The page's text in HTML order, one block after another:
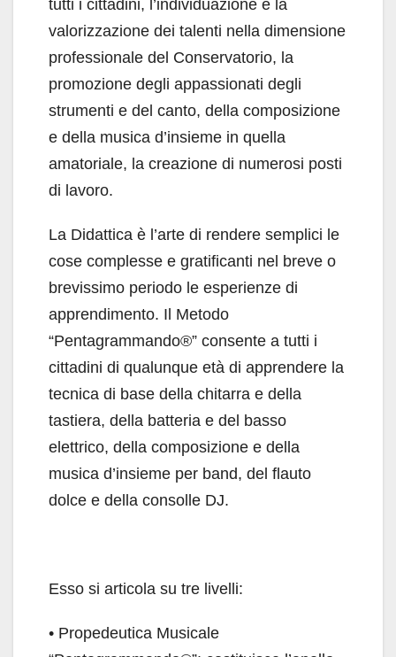
tutti i cittadini, l’individuazione e la
valorizzazione dei talenti nella dimensione
professionale del Conservatorio, la
promozione degli appassionati degli
strumenti e del canto, della composizione
e della musica d’insieme in quella
amatoriale, la creazione di numerosi posti
di lavoro.
La Didattica è l’arte di rendere semplici le
cose complesse e gratificanti nel breve o
brevissimo periodo le esperienze di
apprendimento. Il Metodo
“Pentagrammando®” consente a tutti i
cittadini di qualunque età di apprendere la
tecnica di base della chitarra e della
tastiera, della batteria e del basso
elettrico, della composizione e della
musica d’insieme per band, del flauto
dolce e della consolle DJ.
Esso si articola su tre livelli:
• Propedeutica Musicale